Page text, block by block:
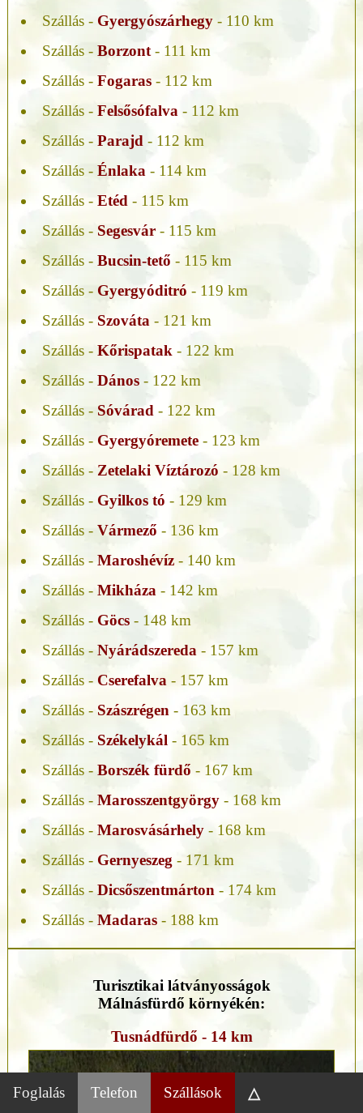
Foglalás Telefon Szállások △
Szállás - Gyergyószárhegy- 110 km
Szállás - Borzont- 111 km
Szállás - Fogaras- 112 km
Szállás - Felsősófalva - 112 km
Szállás - Parajd - 112 km
Szállás - Énlaka - 114 km
Szállás - Etéd - 115 km
Szállás - Segesvár- 115 km
Szállás - Bucsin-tető - 115 km
Szállás - Gyergyóditró - 119 km
Szállás - Szováta - 121 km
Szállás - Kőrispatak - 122 km
Szállás - Dános- 122 km
Szállás - Sóvárad - 122 km
Szállás - Gyergyóremete- 123 km
Szállás - Zetelaki Víztározó - 128 km
Szállás - Gyilkos tó - 129 km
Szállás - Vármező - 136 km
Szállás - Maroshévíz- 140 km
Szállás - Mikháza - 142 km
Szállás - Göcs- 148 km
Szállás - Nyárádszereda - 157 km
Szállás - Cserefalva - 157 km
Szállás - Szászrégen - 163 km
Szállás - Székelykál - 165 km
Szállás - Borszék fürdő - 167 km
Szállás - Marosszentgyörgy- 168 km
Szállás - Marosvásárhely- 168 km
Szállás - Gernyeszeg - 171 km
Szállás - Dicsőszentmárton - 174 km
Szállás - Madaras- 188 km
Turisztikai látványosságok
Málnásfürdő környékén:
Tusnádfürdő - 14 km